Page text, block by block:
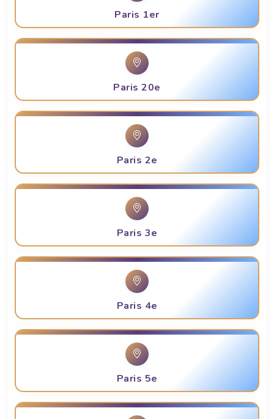
Paris 1er
Paris 20e
Paris 2e
Paris 3e
Paris 4e
Paris 5e